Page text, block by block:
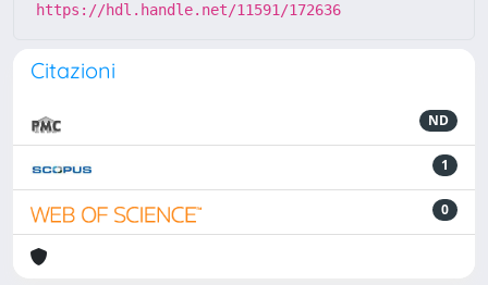
https://hdl.handle.net/11591/172636
Citazioni
ND
1
0